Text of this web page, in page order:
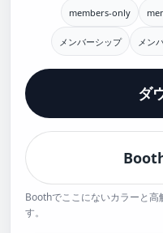
members-only
メンバーシップ メン
ダ
Boothでここにないカラーと
す。